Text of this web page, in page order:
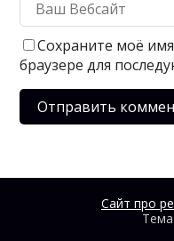
Сохраните моё
браузере для
Сайт про